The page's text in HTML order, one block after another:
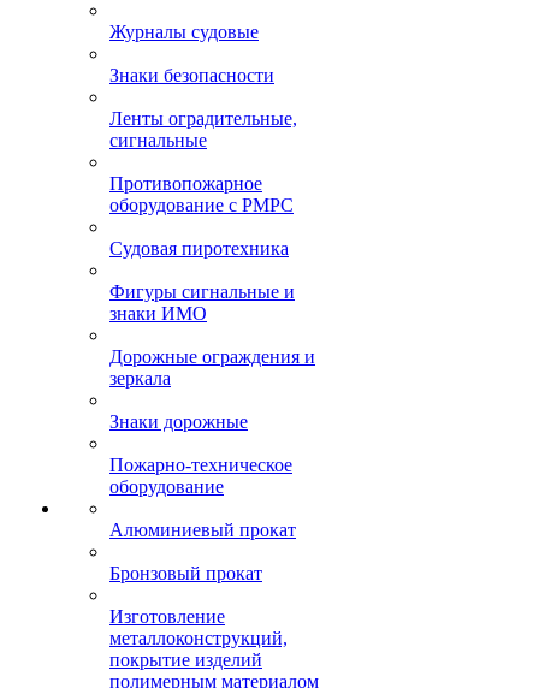
Журналы судовые
Знаки безопасности
Ленты оградительные,
сигнальные
Противопожарное
оборудование с РМРС
Судовая пиротехника
Фигуры сигнальные и
знаки ИМО
Дорожные ограждения и
зеркала
Знаки дорожные
Пожарно-техническое
оборудование
Алюминиевый прокат
Бронзовый прокат
Изготовление
металлоконструкций,
покрытие изделий
полимерным материалом